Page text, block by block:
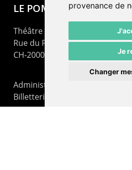
provenance de
Je
Changer
LE POMMIER
Théâtre – Centre Culturel
Rue du Pommier 9
CH-2000 Neuchâtel
Administration : +41 32 725 03 03
Billetterie : +41 32 725 05 05